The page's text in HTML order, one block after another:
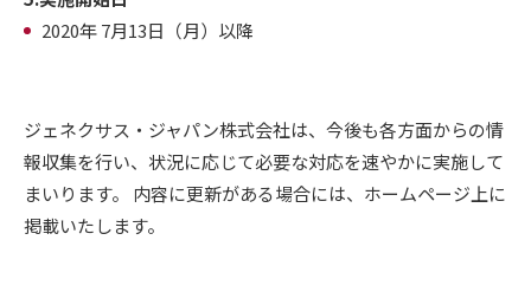
2020年 7月13日（月）以降
ジェネクサス・ジャパン株式会社は、今後も各方面からの情
報収集を行い、状況に応じて必要な対応を速やかに実施して
まいります。 内容に更新がある場合には、ホームページ上に
掲載いたします。